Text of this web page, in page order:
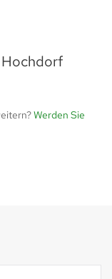
Werden Sie